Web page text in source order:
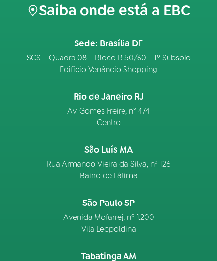
Saiba onde está a EBC
Sede: Brasília DF
SCS – Quadra 08 – Bloco B 50/60 – 1º Subsolo
Edifício Venâncio Shopping
Rio de Janeiro RJ
Av. Gomes Freire, n° 474
Centro
São Luís MA
Rua Armando Vieira da Silva, nº 126
Bairro de Fátima
São Paulo SP
Avenida Mofarrej, nº 1.200
Vila Leopoldina
Tabatinga AM